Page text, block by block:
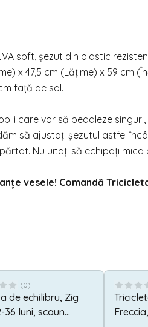
soft, șezut din plastic
x 47,5 cm (Lățime) x 59 cm
față de sol.
care vor să pedaleze
să ajustați șezutul astfel
Nu uitați să echipați
vesele! Comandă
(0)
de echilibru, Zig
36 luni, scaun